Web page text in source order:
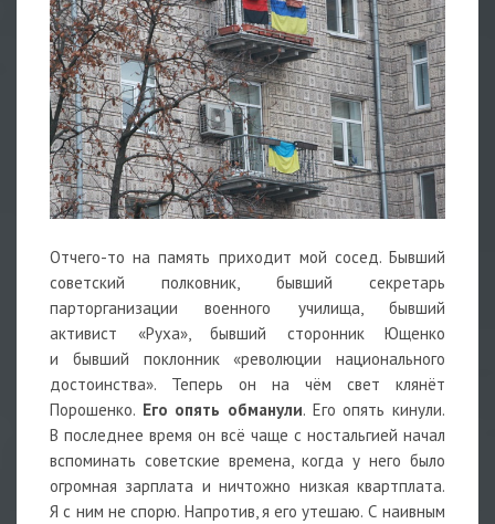
Отчего-то на память приходит мой сосед. Бывший
советский полковник, бывший секретарь
парторганизации военного училища, бывший
активист «Руха», бывший сторонник Ющенко
и бывший поклонник «революции национального
достоинства». Теперь он на чём свет клянёт
Порошенко. Его опять обманули. Его опять кинули.
В последнее время он всё чаще с ностальгией начал
вспоминать советские времена, когда у него было
огромная зарплата и ничтожно низкая квартплата.
Я с ним не спорю. Напротив, я его утешаю. С наивным